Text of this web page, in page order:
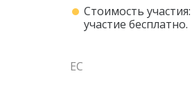
Стоимость
участие бесплатно.
ЕС